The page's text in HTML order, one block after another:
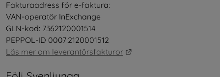
Fakturaadress för e-faktura:
VAN-operatör InExchange
GLN-kod: 7362120001514
PEPPOL-ID 0007:2120001512
Läs mer om leverantörsfakturor